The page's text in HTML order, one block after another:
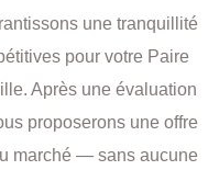
une tranquillité
pour votre Paire
Après une évaluation
proposerons une offre
marché — sans aucune